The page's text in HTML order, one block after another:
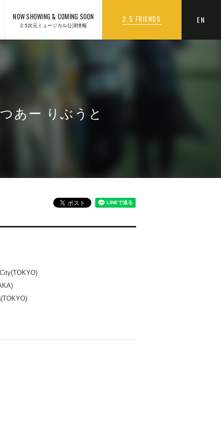
EN
NOW SHOWING & COMING SOON
2.5次元ミュージカル公演情報
2.5 FRIENDS
あー りぶうと